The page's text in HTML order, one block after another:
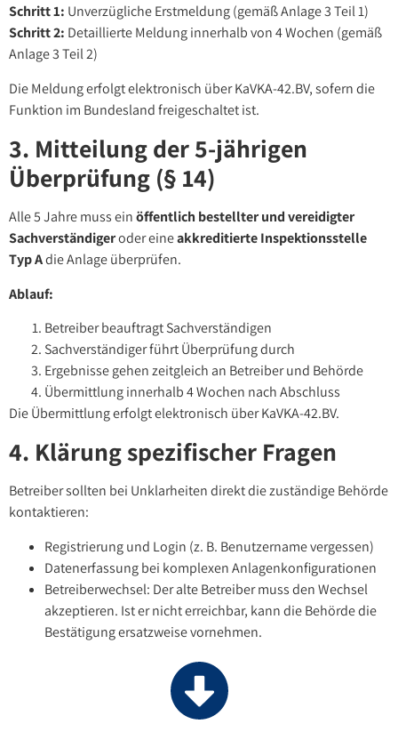
Schritt 1: Unverzügliche Erstmeldung (gemäß Anlage 3 Teil 1)
Schritt 2: Detaillierte Meldung innerhalb von 4 Wochen (gemäß
Anlage 3 Teil 2)
Die Meldung erfolgt elektronisch über KaVKA-42.BV, sofern die
Funktion im Bundesland freigeschaltet ist.
3. Mitteilung der 5-jährigen
Überprüfung (§ 14)
Alle 5 Jahre muss einöffentlich bestellter und vereidigter
Sachverständigeroder eineakkreditierte Inspektionsstelle
Typ Adie Anlage überprüfen.
Ablauf:
Betreiber beauftragt Sachverständigen
Sachverständiger führt Überprüfung durch
Ergebnisse gehen zeitgleich an Betreiber und Behörde
Übermittlung innerhalb 4 Wochen nach Abschluss
Die Übermittlung erfolgt elektronisch über KaVKA-42.BV.
4. Klärung spezifischer Fragen
Betreiber sollten bei Unklarheiten direkt die zuständige Behörde
kontaktieren:
Registrierung und Login (z. B. Benutzername vergessen)
Datenerfassung bei komplexen Anlagenkonfigurationen
Betreiberwechsel: Der alte Betreiber muss den Wechsel
akzeptieren. Ist er nicht erreichbar, kann die Behörde die
Bestätigung ersatzweise vornehmen.